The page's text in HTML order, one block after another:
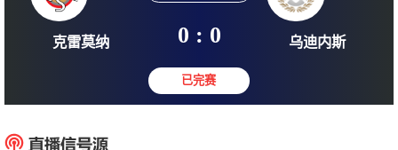
克雷莫纳
2026-05-18 02:45:00
0 : 0 乌迪